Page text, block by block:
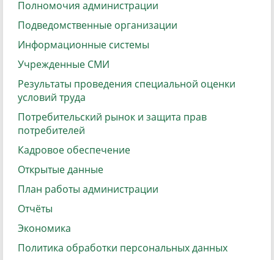
Полномочия администрации
Подведомственные организации
Информационные системы
Учрежденные СМИ
Результаты проведения специальной оценки
условий труда
Потребительский рынок и защита прав
потребителей
Кадровое обеспечение
Открытые данные
План работы администрации
Отчёты
Экономика
Политика обработки персональных данных